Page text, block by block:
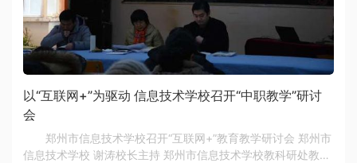
以“互联网+”为驱动 信息技术学校召开“中职教学”研讨
会
郑州市信息技术学校召开“互联网+”教育教学研讨会 郑州市
信息技术学校 谢涛校长主持 郑州市信息技术学校教科研处教科